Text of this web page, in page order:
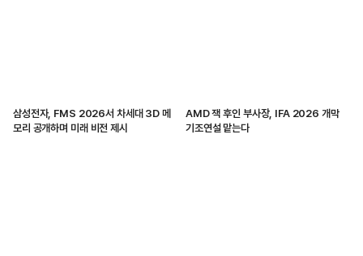
삼성전자, FMS 2026서 차세대 3D 메
모리 공개하며 미래 비전 제시
AMD 잭 후인 부사장, IFA 2026 개막
기조연설 맡는다